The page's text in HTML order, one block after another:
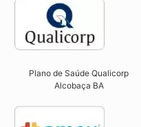
Plano de Saúde Qualicorp
Alcobaça BA​